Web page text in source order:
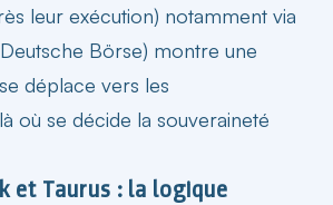
leur exécution) notamment via
Börse) montre une
déplace vers les
où se décide la souveraineté
et Taurus : la logique